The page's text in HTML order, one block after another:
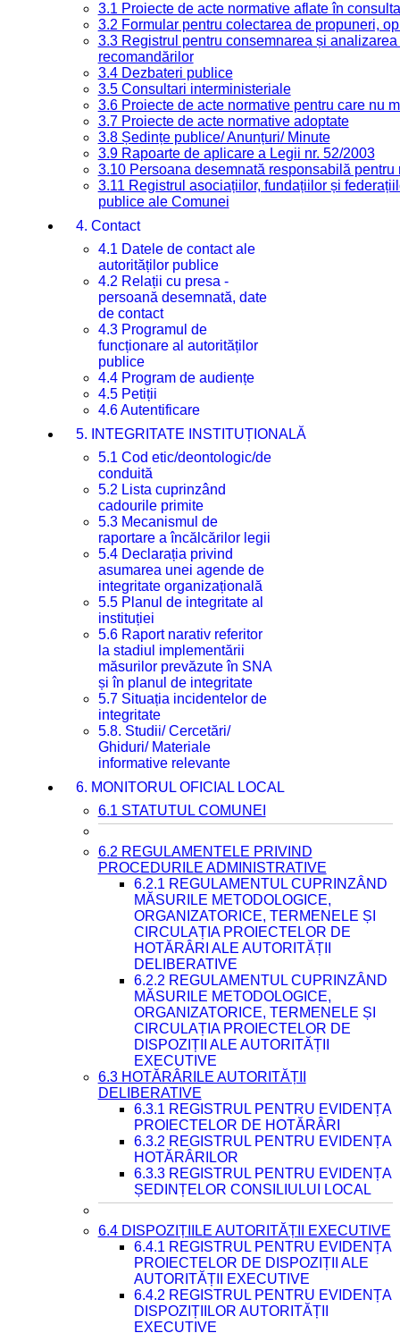
3.1 Proiecte de acte normative aflate în
3.2 Formular pentru colectarea de propuneri,
3.3 Registrul pentru consemnarea și
recomandărilor
3.4 Dezbateri publice
3.5 Consultari interministeriale
3.6 Proiecte de acte normative pentru care nu
3.7 Proiecte de acte normative adoptate
3.8 Ședințe publice/ Anunțuri/ Minute
3.9 Rapoarte de aplicare a Legii nr. 52/2003
3.10 Persoana desemnată responsabilă
3.11 Registrul asociațiilor, fundațiilor și
publice ale Comunei
4. Contact
4.1 Datele de contact ale
autorităților publice
4.2 Relații cu presa -
persoană desemnată, date
de contact
4.3 Programul de
funcționare al autorităților
publice
4.4 Program de audiențe
4.5 Petiții
4.6 Autentificare
5. INTEGRITATE INSTITUȚIONALĂ
5.1 Cod etic/deontologic/de
conduită
5.2 Lista cuprinzând
cadourile primite
5.3 Mecanismul de
raportare a încălcărilor legii
5.4 Declarația privind
asumarea unei agende de
integritate organizațională
5.5 Planul de integritate al
instituției
5.6 Raport narativ referitor
la stadiul implementării
măsurilor prevăzute în SNA
și în planul de integritate
5.7 Situația incidentelor de
integritate
5.8. Studii/ Cercetări/
Ghiduri/ Materiale
informative relevante
6. MONITORUL OFICIAL LOCAL
6.1 STATUTUL COMUNEI
6.2 REGULAMENTELE PRIVIND
PROCEDURILE ADMINISTRATIVE
6.2.1 REGULAMENTUL CUPRINZÂND
MĂSURILE METODOLOGICE,
ORGANIZATORICE, TERMENELE ȘI
CIRCULAȚIA PROIECTELOR DE
HOTĂRÂRI ALE AUTORITĂȚII
DELIBERATIVE
6.2.2 REGULAMENTUL CUPRINZÂND
MĂSURILE METODOLOGICE,
ORGANIZATORICE, TERMENELE ȘI
CIRCULAȚIA PROIECTELOR DE
DISPOZIȚII ALE AUTORITĂȚII
EXECUTIVE
6.3 HOTĂRÂRILE AUTORITĂȚII
DELIBERATIVE
6.3.1 REGISTRUL PENTRU EVIDENȚA
PROIECTELOR DE HOTĂRÂRI
6.3.2 REGISTRUL PENTRU EVIDENȚA
HOTĂRÂRILOR
6.3.3 REGISTRUL PENTRU EVIDENȚA
ȘEDINȚELOR CONSILIULUI LOCAL
6.4 DISPOZIȚIILE AUTORITĂȚII EXECUTIVE
6.4.1 REGISTRUL PENTRU EVIDENȚA
PROIECTELOR DE DISPOZIȚII ALE
AUTORITĂȚII EXECUTIVE
6.4.2 REGISTRUL PENTRU EVIDENȚA
DISPOZIȚIILOR AUTORITĂȚII
EXECUTIVE